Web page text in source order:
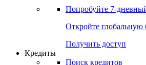
Поиск акций
Российские IPO/SPO
Попробуйте7-дневный
Откройте глобальную